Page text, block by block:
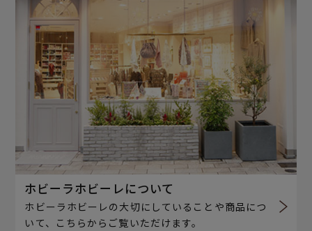
ホビーラホビーレについて
ホビーラホビーレの大切にしていることや商品につ
いて、こちらからご覧いただけます。